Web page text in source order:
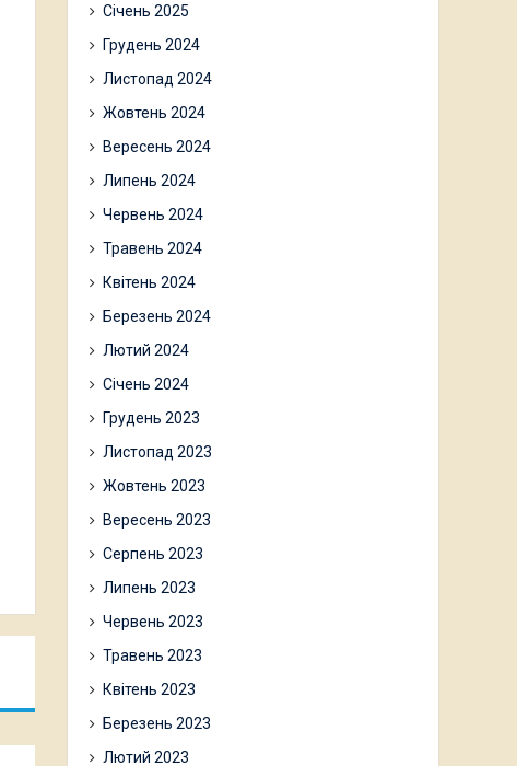
Січень 2025
Грудень 2024
Листопад 2024
Жовтень 2024
Вересень 2024
Липень 2024
Червень 2024
Травень 2024
Квітень 2024
Березень 2024
Лютий 2024
Січень 2024
Грудень 2023
Листопад 2023
Жовтень 2023
Вересень 2023
Серпень 2023
Липень 2023
Червень 2023
Травень 2023
Квітень 2023
Березень 2023
Лютий 2023